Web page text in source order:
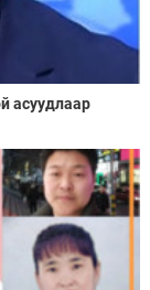
асуудлаар